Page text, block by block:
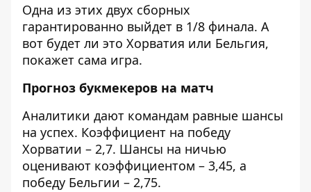
Одна из этих двух сборных
гарантированно выйдет в 1/8 финала. А
вот будет ли это Хорватия или Бельгия,
покажет сама игра.
Прогноз букмекеров на матч
Аналитики дают командам равные шансы
на успех. Коэффициент на победу
Хорватии – 2,7. Шансы на ничью
оценивают коэффициентом – 3,45, а
победу Бельгии – 2,75.